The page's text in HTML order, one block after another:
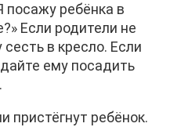
посажу ребёнка в
Если родители не
в кресло. Если
ему посадить
пристёгнут ребёнок.